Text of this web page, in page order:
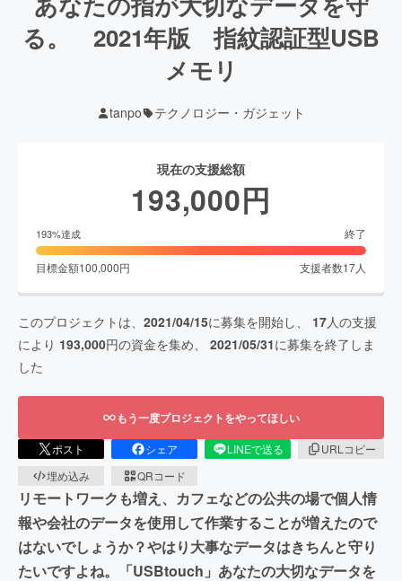
る。 2021年版 指紋認証型USB
メモリ
tanpo テクノロジー・ガジェット
現在の支援総額
193,000円
193%達成 終了
目標金額100,000円 支援者数17人
このプロジェクトは、 2021/04/15に募集を開始し、 17人の支援
により 193,000円の資金を集め、 2021/05/31に募集を終了しま
した
もう一度プロジェクトをやってほしい
ポスト シェア LINEで送る
URLコピー
埋め込み
QRコード
リモートワークも増え、カフェなどの公共の場で個人情
報や会社のデータを使用して作業することが増えたので
はないでしょうか？やはり大事なデータはきちんと守り
たいですよね。「USBtouch」あなたの大切なデータを